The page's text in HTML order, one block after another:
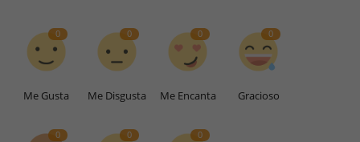
0
Me Gusta
0
Me Disgusta
0
Me Encanta
0
Gracioso
0 0 0